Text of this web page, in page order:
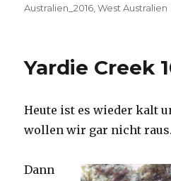
am
Australien_2016 ,West Australien
Yardie Creek
Heute ist es wieder kalt
wollen wir gar nicht raus.
Dann